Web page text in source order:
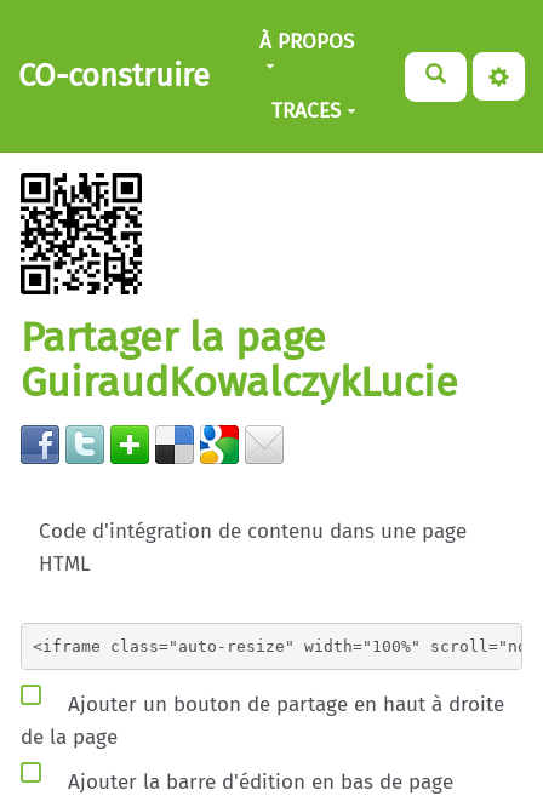
Aller au contenu principal
CO-construire
À PROPOS
TRACES
Partager la page
GuiraudKowalczykLucie
Code d'intégration de contenu dans une page
HTML
Ajouter un bouton de partage en haut à droite
de la page
Ajouter la barre d'édition en bas de page